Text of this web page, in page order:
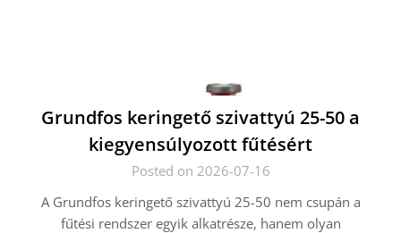
Grundfos keringető szivattyú 25-50 a
kiegyensúlyozott fűtésért
Posted on 2026-07-16
A Grundfos keringető szivattyú 25-50 nem csupán a
fűtési rendszer egyik alkatrésze, hanem olyan